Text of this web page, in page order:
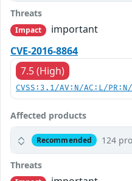
Threats
Impact
important
CVE-2016-8864
7.5 (High)
CVSS:3.1/AV:N/AC:L/
Affected products
Recommended 124
Threats